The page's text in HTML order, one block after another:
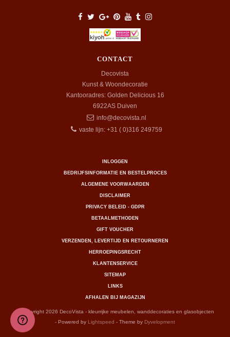
CONTACT
Decovista
Kunst & Woondecoratie
Kantooradres: Golden Delicious 16
6922AS Duiven
info@decovista.nl
vaste lijn: +31 ( 0)316 249759
INLOGGEN
BEDRIJFSINFORMATIE EN BESTELPROCES
ALGEMENE VOORWAARDEN
DISCLAIMER
PRIVACY BELEID - GDPR
BETAALMETHODEN
GIFT VOUCHER
VERZENDEN, LEVERTIJD EN RETOURNEREN
HERROEPINGSRECHT
KLANTENSERVICE
SITEMAP
LINKS
AFHALEN BIJ MAGAZIJN
© Copyright 2026 DecoVista - kleurrijke meubelen, wanddecoraties en glasobjecten
- Powered by Lightspeed - Theme by Dyvelopment